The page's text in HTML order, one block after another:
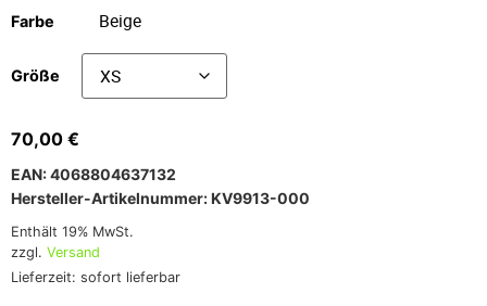
Farbe
Größe
70,00 €
EAN: 4068804637132
Hersteller-Artikelnummer: KV9913-000
Enthält 19% MwSt.
zzgl. Versand
Lieferzeit: sofort lieferbar